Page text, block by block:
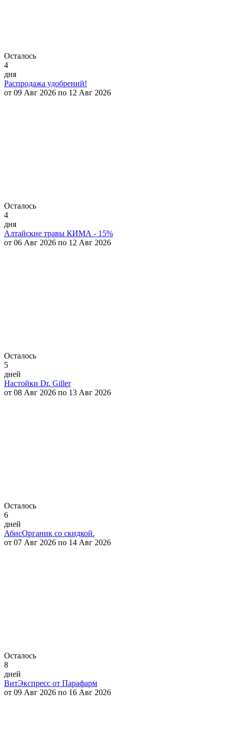
Осталось
4
дня
Распродажа удобрений!
от 09 Авг 2026 по 12 Авг 2026
Осталось
4
дня
Алтайские травы КИМА - 15%
от 06 Авг 2026 по 12 Авг 2026
Осталось
5
дней
Настойки Dr. Giller
от 08 Авг 2026 по 13 Авг 2026
Осталось
6
дней
АбисОрганик со скидкой.
от 07 Авг 2026 по 14 Авг 2026
Осталось
8
дней
ВитЭкспресс от Парафарм
от 09 Авг 2026 по 16 Авг 2026